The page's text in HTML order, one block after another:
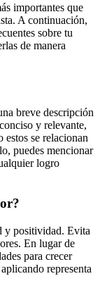
importantes que
A continuación,
sobre tu
de manera
breve descripción
y relevante,
se relacionan
puedes mencionar
logro
y positividad. Evita
En lugar de
para crecer
representa